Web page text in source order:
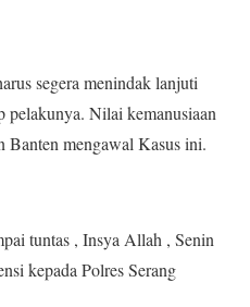
segera menindak lanjuti
pelakunya. Nilai kemanusiaan
Banten mengawal Kasus ini.
tuntas , Insya Allah , Senin
kepada Polres Serang